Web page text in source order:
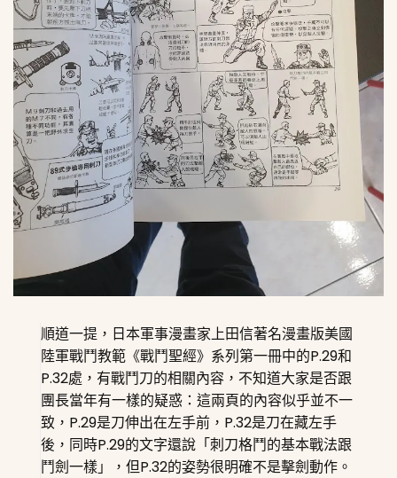
順道一提，日本軍事漫畫家上田信著名漫畫版美國
陸軍戰鬥教範《戰鬥聖經》系列第一冊中的P.29和
P.32處，有戰鬥刀的相關內容，不知道大家是否跟
團長當年有一樣的疑惑：這兩頁的內容似乎並不一
致，P.29是刀伸出在左手前，P.32是刀在藏左手
後，同時P.29的文字還說「刺刀格鬥的基本戰法跟
鬥劍一樣」，但P.32的姿勢很明確不是擊劍動作。